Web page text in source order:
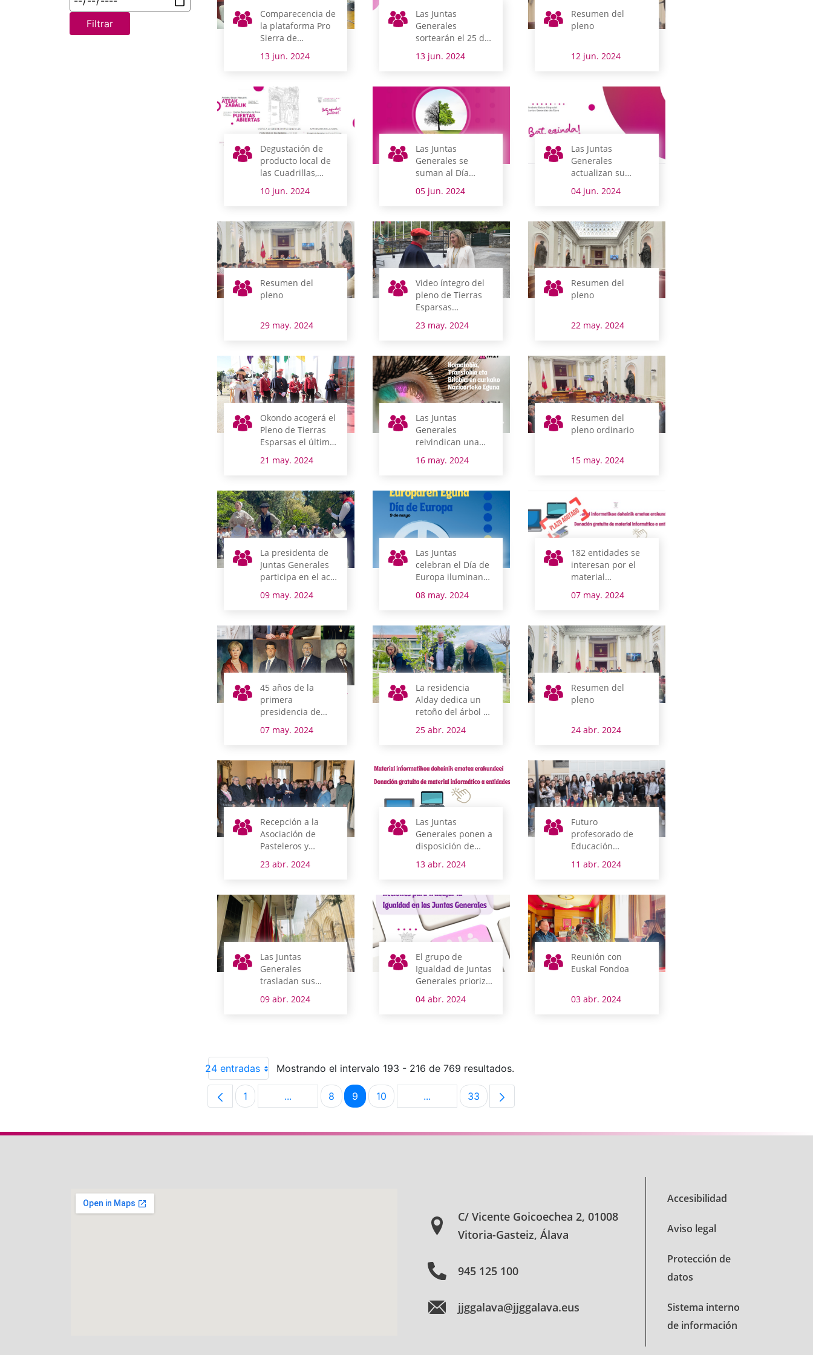
Filtrar
Comparecencia de
la plataforma Pro
Sierra de
13 jun. 2024
Las Juntas
Generales
sortearán el 25 de
informáticos que
gratuita
13 jun. 2024
Resumen del
pleno
12 jun. 2024
Degustación de
producto local de
las Cuadrillas,
se dan la mano en
de la Jornada de
Puertas Abiertas
del parlamento
alavés
10 jun. 2024
Las Juntas
Generales se
suman al Día
Ambiente
05 jun. 2024
Las Juntas
Generales
actualizan su
lema
04 jun. 2024
Resumen del
pleno
29 may. 2024
Video íntegro del
pleno de Tierras
Esparsas
Okondo
23 may. 2024
Resumen del
pleno
22 may. 2024
Okondo acogerá el
Pleno de Tierras
Esparsas el último
21 may. 2024
Las Juntas
Generales
reivindican una
violencia contra
homosexuales,
transgénero,
transexuales y
bisexuales
16 may. 2024
Resumen del
pleno ordinario
15 may. 2024
La presidenta de
Juntas Generales
participa en el acto
voto de Arrastaria
09 may. 2024
Las Juntas
celebran el Día de
Europa iluminando
apelando al
que impulsó la UE
08 may. 2024
182 entidades se
interesan por el
material
donan las Juntas
07 may. 2024
45 años de la
primera
presidencia de
de Álava en la
07 may. 2024
La residencia
Alday dedica un
retoño del árbol de
residentes y
25 abr. 2024
Resumen del
pleno
24 abr. 2024
Recepción a la
Asociación de
Pasteleros y
Confiteros
Artesanos de Álava
Prudencio
23 abr. 2024
Las Juntas
Generales ponen a
disposición de
asociaciones y
entidades 71
informáticos
13 abr. 2024
Futuro
profesorado de
Educación
Primaria recibe
formación sobre el
Económico y la
singularidad
institucional de
Araba
11 abr. 2024
Las Juntas
Generales
trasladan sus
condolencias por
el fallecimiento del
09 abr. 2024
El grupo de
Igualdad de Juntas
Generales prioriza
18 acciones para
ejecutar este año
04 abr. 2024
Reunión con
Euskal Fondoa
03 abr. 2024
24 entradas Mostrando el intervalo 193 - 216 de 769 resultados.
Página
1 ...Páginas intermedias Use TAB para desplazarse.
Página
8 Página
9 Página
10 ...Páginas intermedias Use TAB para desplazarse.
Página
33
C/ Vicente Goicoechea 2, 01008
Vitoria-Gasteiz, Álava
945 125 100
jjggalava@jjggalava.eus
Accesibilidad
Aviso legal
Protección de
datos
Sistema interno
de información